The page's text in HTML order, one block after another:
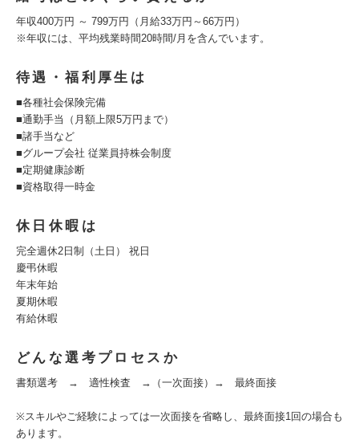
年収400万円 ～ 799万円（月給33万円～66万円）
※年収には、平均残業時間20時間/月を含んでいます。
待遇・福利厚生は
■各種社会保険完備
■通勤手当（月額上限5万円まで）
■諸手当など
■グループ会社 従業員持株会制度
■定期健康診断
■資格取得一時金
休日休暇は
完全週休2日制（土日） 祝日
慶弔休暇
年末年始
夏期休暇
有給休暇
どんな選考プロセスか
書類選考 → 適性検査 →（一次面接）→ 最終面接
※スキルやご経験によっては一次面接を省略し、最終面接1回の場合も
あります。